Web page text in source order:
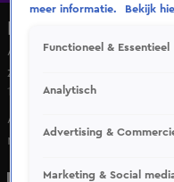
Auto te water in
ziekenhuis
10 mei 2025, 09:22
Auto te water in Erica,
naar ziekenhuis. Politie
meer informatie.
Bekijk
Functioneel & Essentieel
Analytisch
Advertising &
Marketing & Social